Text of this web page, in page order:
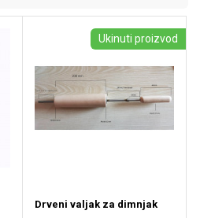
Ukinuti proizvod
Drveni valjak za dimnjak